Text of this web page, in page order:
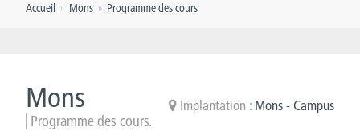
Formation continue et Recherche
Presse
OEH
Accueil » Mons » Programme des cours
Mons
Programme des cours.
Implantation : Mons - Campus